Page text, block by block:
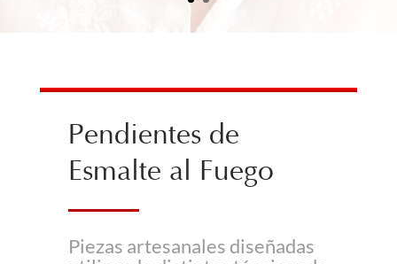
Pendientes de
Esmalte al Fuego
Piezas artesanales diseñadas